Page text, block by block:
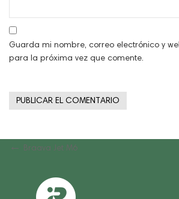
Guarda mi nombre, correo electrónico y
para la próxima vez que comente.
Navegación
entradas
Previous
Braava Jet M6